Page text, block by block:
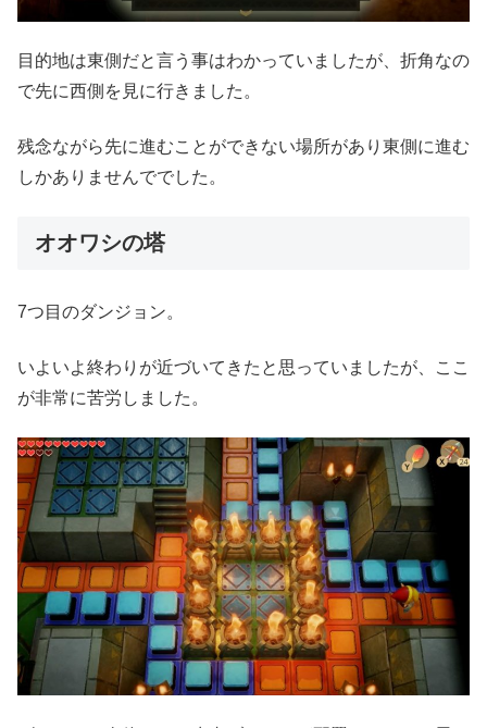
目的地は東側だと言う事はわかっていましたが、折角なの
で先に西側を見に行きました。
残念ながら先に進むことができない場所があり東側に進む
しかありませんででした。
オオワシの塔
7つ目のダンジョン。
いよいよ終わりが近づいてきたと思っていましたが、ここ
が非常に苦労しました。